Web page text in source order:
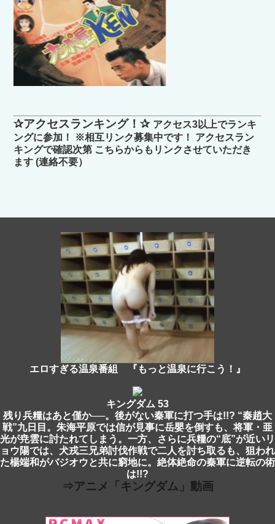
✰アクセスランキング！✰ アクセス3以上でランキ
ングに参加！ ※相互リンク募集中です！ アクセスラン
キングで確認次第 こちらからもリンクさせていただき
ます (連絡不要）
エロすぎる温泉番組 『もっと温泉に行こう！』
キングダム 53
残り兵糧はあと僅か──。後がない秦軍に打つ手は!!? “秦趙大
戦”九日目。朱海平原では信が見事に岳嬰を倒すも、将軍・亜
光が尭雲に討たれてしまう。一方、さらに兵糧の“底”が近いリ
ョウ陽では、犬戎三兄弟討伐作戦で二人を討ち取るも、狙われ
た楊端和がバジオウと共に窮地に。絶体絶命の秦軍に逆転の術
は!!?
⇒アニメ「キングダム」動画